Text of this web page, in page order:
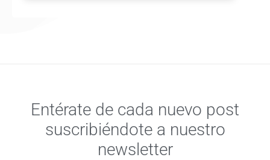
Entérate de cada nuevo post
suscribiéndote a nuestro
newsletter